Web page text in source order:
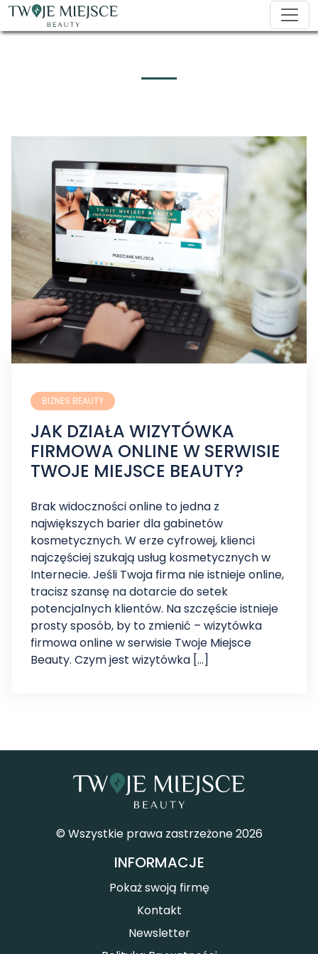
BIZNES BEAUTY
JAK DZIAŁA WIZYTÓWKA
FIRMOWA ONLINE W SERWISIE
TWOJE MIEJSCE BEAUTY?
Brak widoczności online to jedna z
największych barier dla gabinetów
kosmetycznych. W erze cyfrowej, klienci
najczęściej szukają usług kosmetycznych w
Internecie. Jeśli Twoja firma nie istnieje online,
tracisz szansę na dotarcie do setek
potencjalnych klientów. Na szczęście istnieje
prosty sposób, by to zmienić – wizytówka
firmowa online w serwisie Twoje Miejsce
Beauty. Czym jest wizytówka […]
© Wszystkie prawa zastrzeżone 2026
INFORMACJE
Pokaż swoją firmę
Kontakt
Newsletter